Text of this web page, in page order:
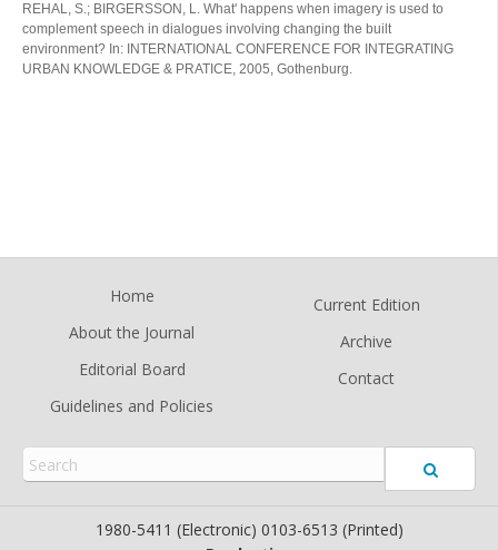
REHAL, S.; BIRGERSSON, L. What' happens when imagery is used to
complement speech in dialogues involving changing the built
environment? In: INTERNATIONAL CONFERENCE FOR INTEGRATING
URBAN KNOWLEDGE & PRATICE, 2005, Gothenburg.
Home
About the Journal
Editorial Board
Guidelines and Policies
Current Edition
Archive
Contact
1980-5411 (Electronic) 0103-6513 (Printed)